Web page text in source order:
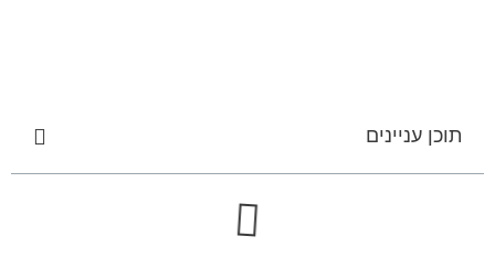
תוכן עניינים